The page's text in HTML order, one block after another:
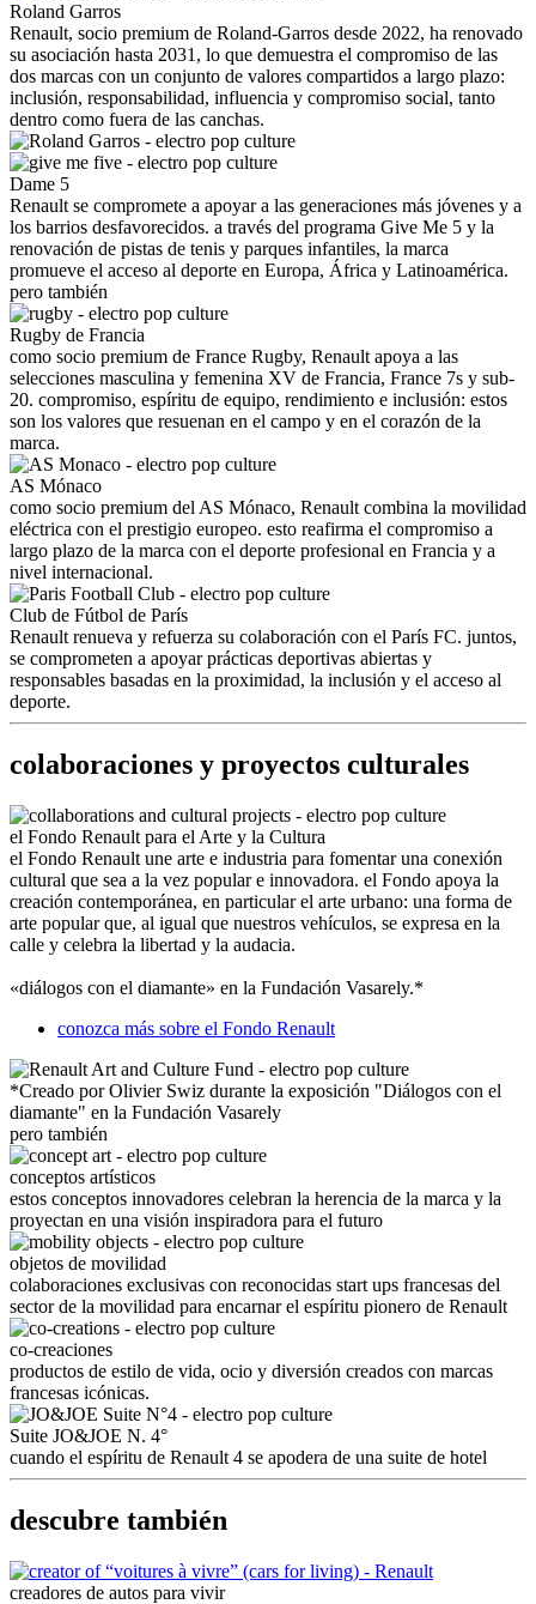
Roland Garros
Renault, socio premium de Roland-Garros desde 2022, ha renovado
su asociación hasta 2031, lo que demuestra el compromiso de las
dos marcas con un conjunto de valores compartidos a largo plazo:
inclusión, responsabilidad, influencia y compromiso social, tanto
dentro como fuera de las canchas.
Dame 5
Renault se compromete a apoyar a las generaciones más jóvenes y a
los barrios desfavorecidos. a través del programa Give Me 5 y la
renovación de pistas de tenis y parques infantiles, la marca
promueve el acceso al deporte en Europa, África y Latinoamérica.
pero también
Rugby de Francia
como socio premium de France Rugby, Renault apoya a las
selecciones masculina y femenina XV de Francia, France 7s y sub-
20. compromiso, espíritu de equipo, rendimiento e inclusión: estos
son los valores que resuenan en el campo y en el corazón de la
marca.
AS Mónaco
como socio premium del AS Mónaco, Renault combina la movilidad
eléctrica con el prestigio europeo. esto reafirma el compromiso a
largo plazo de la marca con el deporte profesional en Francia y a
nivel internacional.
Club de Fútbol de París
Renault renueva y refuerza su colaboración con el París FC. juntos,
se comprometen a apoyar prácticas deportivas abiertas y
responsables basadas en la proximidad, la inclusión y el acceso al
deporte.
colaboraciones y proyectos culturales
el Fondo Renault para el Arte y la Cultura
el Fondo Renault une arte e industria para fomentar una conexión
cultural que sea a la vez popular e innovadora. el Fondo apoya la
creación contemporánea, en particular el arte urbano: una forma de
arte popular que, al igual que nuestros vehículos, se expresa en la
calle y celebra la libertad y la audacia.
«diálogos con el diamante» en la Fundación Vasarely.*
conozca más sobre el Fondo Renault
*Creado por Olivier Swiz durante la exposición "Diálogos con el
diamante" en la Fundación Vasarely
pero también
conceptos artísticos
estos conceptos innovadores celebran la herencia de la marca y la
proyectan en una visión inspiradora para el futuro
objetos de movilidad
colaboraciones exclusivas con reconocidas start ups francesas del
sector de la movilidad para encarnar el espíritu pionero de Renault
co-creaciones
productos de estilo de vida, ocio y diversión creados con marcas
francesas icónicas.
Suite JO&JOE N. 4°
cuando el espíritu de Renault 4 se apodera de una suite de hotel
descubre también
creadores de autos para vivir